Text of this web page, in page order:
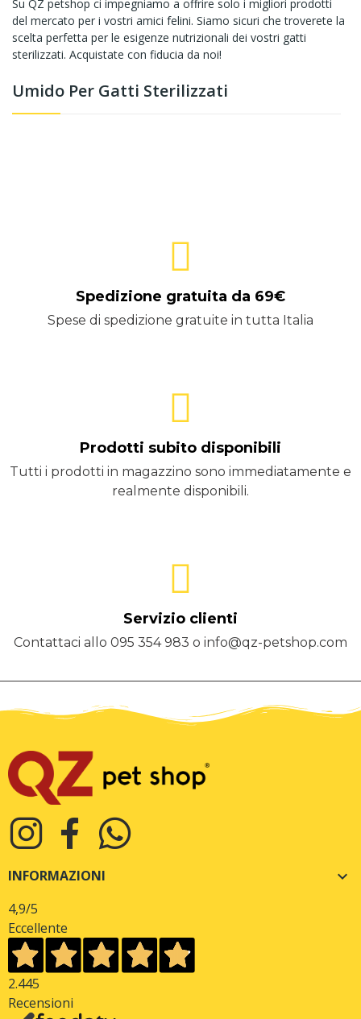
Umido Per Gatti Sterilizzati
Su QZ petshop ci impegniamo a offrire solo i migliori prodotti
del mercato per i vostri amici felini. Siamo sicuri che troverete la
scelta perfetta per le esigenze nutrizionali dei vostri gatti
sterilizzati. Acquistate con fiducia da noi!
Spedizione gratuita da 69€
Spese di spedizione gratuite in tutta Italia
Prodotti subito disponibili
Tutti i prodotti in magazzino sono immediatamente e
realmente disponibili.
Servizio clienti
Contattaci allo 095 354 983 o info@qz-petshop.com
INFORMAZIONI 
4,9/5
Eccellente
2.445
Recensioni